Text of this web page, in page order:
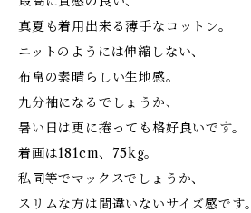
真夏も着用出来る薄手なコットン。
ニットのようには伸縮しない、
布帛の素晴らしい生地感。
九分袖になるでしょうか、
暑い日は更に捲っても格好良いです。
着画は181cm、75kg。
私同等でマックスでしょうか、
スリムな方は間違いないサイズ感です。